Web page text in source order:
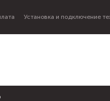
Установка и подключение